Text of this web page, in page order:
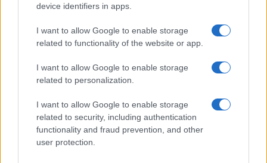
device identifiers in apps.
I want to allow Google to enable storage
related to functionality of the website or app.
I want to allow Google to enable storage
related to personalization.
I want to allow Google to enable storage
related to security, including authentication
functionality and fraud prevention, and other
user protection.
Martina Marchesi · 10 Lug 2026
B2B NEWS